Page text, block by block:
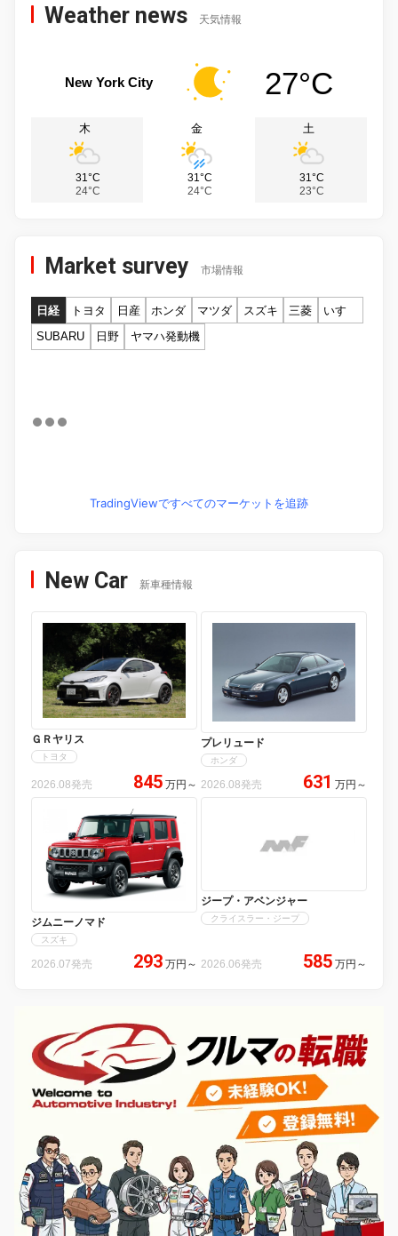
Weather news 天気情報
New York City 27°C
木
31°C
24°C
金
31°C
24°C
土
31°C
23°C
Market survey 市場情報
日経 トヨタ 日産 ホンダ マツダ スズキ 三菱
いすゞ
SUBARU
日野 ヤマハ発動機
TradingViewですべてのマーケットを追跡
New Car 新車種情報
ＧＲヤリス
トヨタ
2026.08発売 845 万円 ～
プレリュード
ホンダ
2026.08発売 631 万円 ～
ジムニーノマド
スズキ
2026.07発売 293 万円 ～
ジープ・アベンジャー
クライスラー・ジープ
2026.06発売 585 万円 ～